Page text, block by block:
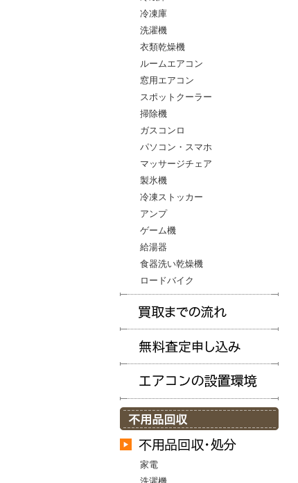
冷凍庫
洗濯機
衣類乾燥機
ルームエアコン
窓用エアコン
スポットクーラー
掃除機
ガスコンロ
パソコン・スマホ
マッサージチェア
製氷機
冷凍ストッカー
アンプ
ゲーム機
給湯器
食器洗い乾燥機
ロードバイク
家電